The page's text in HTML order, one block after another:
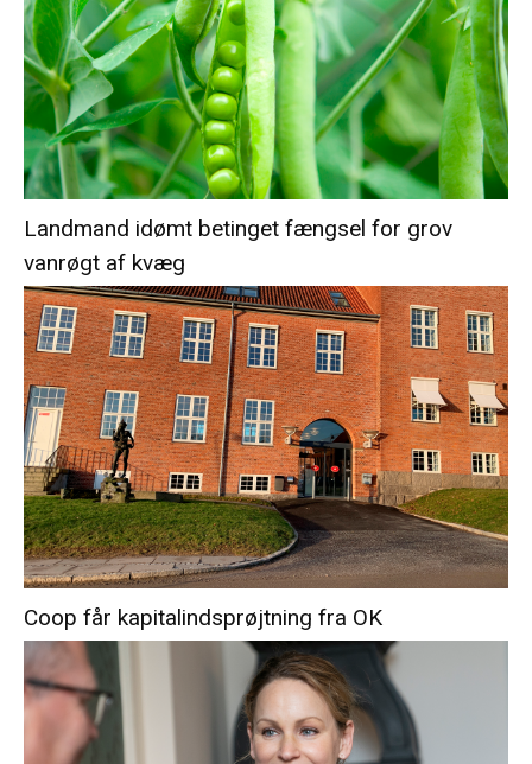
Landmand idømt betinget fængsel for grov
vanrøgt af kvæg
Coop får kapitalindsprøjtning fra OK